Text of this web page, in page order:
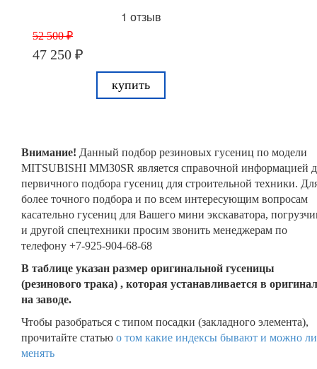
1 отзыв
52 500 ₽
47 250 ₽
купить
Внимание! Данный подбор резиновых гусениц по модели
MITSUBISHI MM30SR является справочной информацией
первичного подбора гусениц для строительной техники.
более точного подбора и по всем интересующим вопросам
касательно гусениц для Вашего мини экскаватора,
и другой спецтехники просим звонить менеджерам по
телефону +7-925-904-68-68
В таблице указан размер оригинальной гусеницы
(резинового трака) , которая устанавливается в
на заводе.
Чтобы разобраться с типом посадки (закладного элемента),
прочитайте статью о том какие индексы бывают и можно
менять